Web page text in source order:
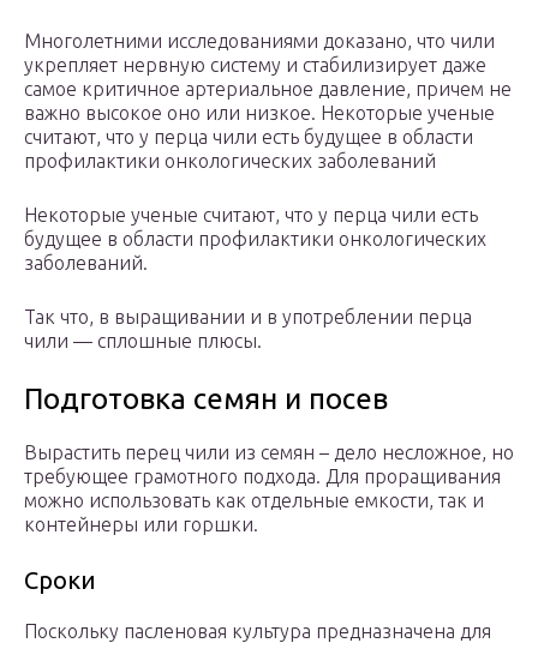
Многолетними исследованиями доказано, что чили
укрепляет нервную систему и стабилизирует даже
самое критичное артериальное давление, причем не
важно высокое оно или низкое. Некоторые ученые
считают, что у перца чили есть будущее в области
профилактики онкологических заболеваний
Некоторые ученые считают, что у перца чили есть
будущее в области профилактики онкологических
заболеваний.
Так что, в выращивании и в употреблении перца
чили — сплошные плюсы.
Подготовка семян и посев
Вырастить перец чили из семян – дело несложное, но
требующее грамотного подхода. Для проращивания
можно использовать как отдельные емкости, так и
контейнеры или горшки.
Сроки
Поскольку пасленовая культура предназначена для